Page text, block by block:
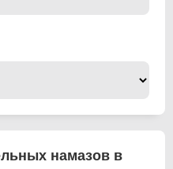
намазов в